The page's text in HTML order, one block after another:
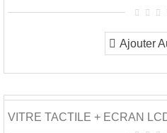
Ajouter